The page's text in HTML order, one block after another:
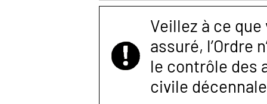
Veillez à ce
assuré, l’Ordre
le contrôle des
civile